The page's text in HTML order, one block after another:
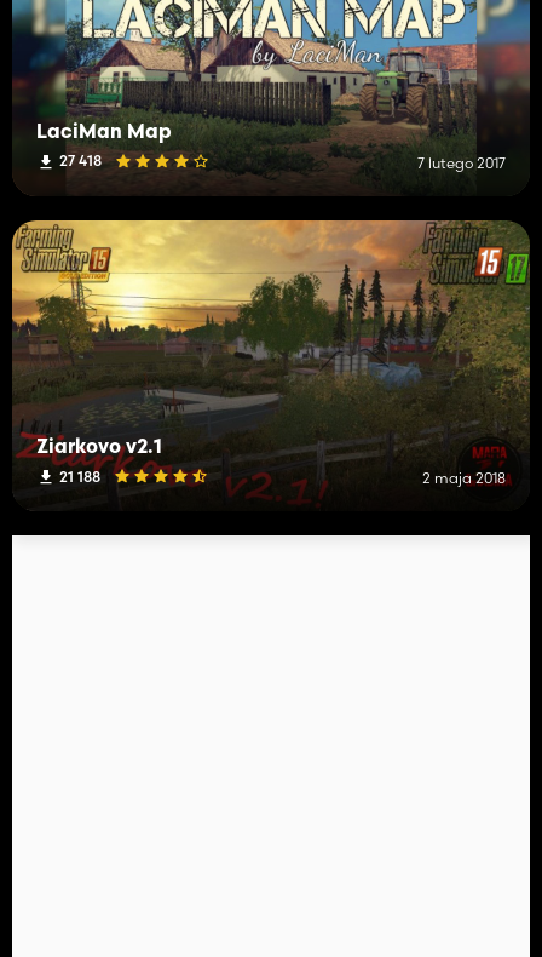
LaciMan Map
27 418 7 lutego 2017
Ziarkovo v2.1
21 188 2 maja 2018